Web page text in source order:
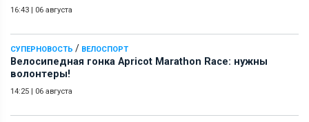
16:43 06 августа
СУПЕРНОВОСТЬ / ВЕЛОСПОРТ
Велосипедная гонка Apricot Marathon Race: нужны
волонтеры!
14:25 06 августа